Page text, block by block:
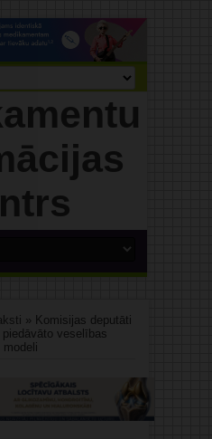
» Komisijas deputāti
veselības
modeli